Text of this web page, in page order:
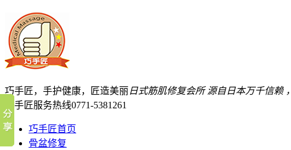
巧手匠，手护健康，匠造美丽 日式筋肌修复会所源自日本万千信赖 ，
巧手匠服务热线0771-5381261
巧手匠首页
骨盆修复